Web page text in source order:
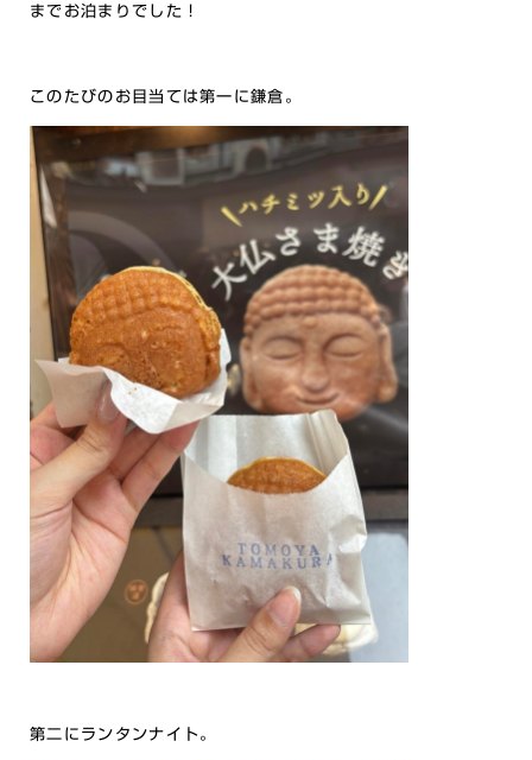
までお泊まりでした！
このたびのお目当ては第一に鎌倉。
第二にランタンナイト。